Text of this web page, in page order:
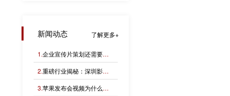
新闻动态
1.企业宣传片策划还需要编导吗？
2.重磅行业揭秘：深圳影视公司的收费逻辑！
3.苹果发布会视频为什么高级？
了解更多